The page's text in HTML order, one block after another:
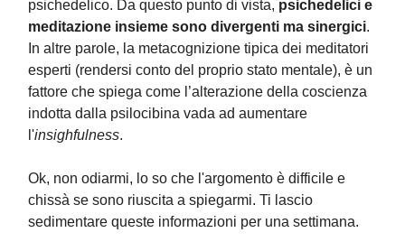
psichedelico. Da questo punto di vista, psichedelici e
meditazione insieme sono divergenti ma sinergici.
In altre parole, la metacognizione tipica dei meditatori
esperti (rendersi conto del proprio stato mentale), è un
fattore che spiega come l’alterazione della coscienza
indotta dalla psilocibina vada ad aumentare
l'insighfulness.
Ok, non odiarmi, lo so che l'argomento è difficile e
chissà se sono riuscita a spiegarmi. Ti lascio
sedimentare queste informazioni per una settimana.